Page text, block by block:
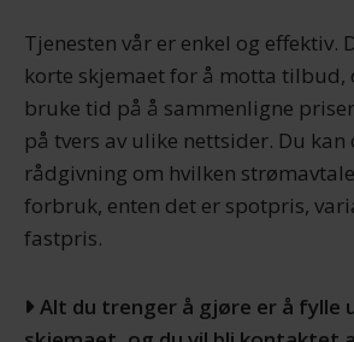
Tjenesten vår er enkel og effektiv.
korte skjemaet for å motta tilbud,
bruke tid på å sammenligne
på tvers av ulike nettsider. Du kan
rådgivning om hvilken
forbruk, enten det er spotpris,
fastpris.
Alt du trenger å gjøre er å fylle